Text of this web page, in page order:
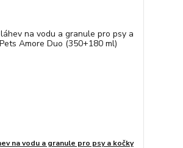
na vodu a granule pro psy a kočky